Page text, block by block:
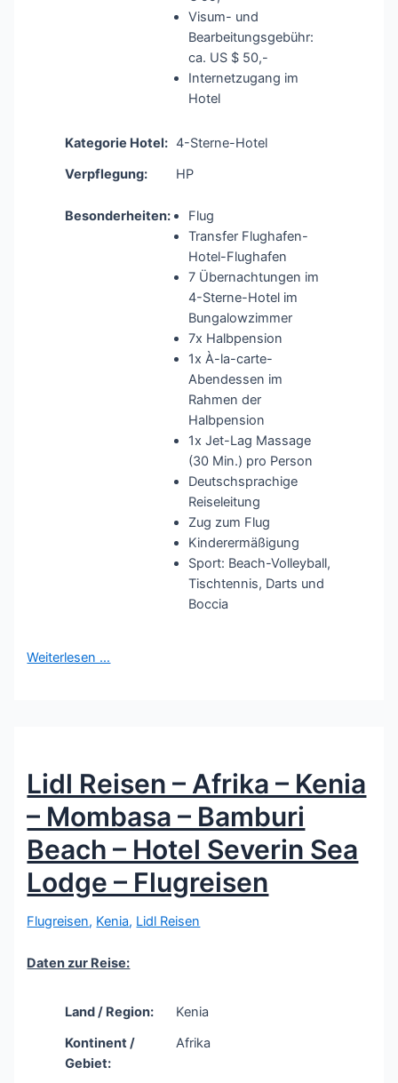
Visum- und
Bearbeitungsgebühr:
ca. US $ 50,-
Internetzugang im
Hotel
Kategorie Hotel: 4-Sterne-Hotel
Verpflegung:
HP
Besonderheiten:
Flug
Transfer Flughafen-
Hotel-Flughafen
7 Übernachtungen im
4-Sterne-Hotel im
Bungalowzimmer
7x Halbpension
1x À-la-carte-
Abendessen im
Rahmen der
Halbpension
1x Jet-Lag Massage
(30 Min.) pro Person
Deutschsprachige
Reiseleitung
Zug zum Flug
Kinderermäßigung
Sport: Beach-Volleyball,
Tischtennis, Darts und
Boccia
Weiterlesen …
Lidl Reisen – Afrika – Kenia
– Mombasa – Bamburi
Beach – Hotel Severin Sea
Lodge – Flugreisen
Flugreisen, Kenia, Lidl Reisen
Daten zur Reise:
Land / Region:
Kenia
Kontinent /
Gebiet:
Afrika